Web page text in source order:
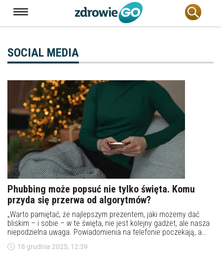
SOCIAL MEDIA
Phubbing może popsuć nie tylko święta. Komu
przyda się przerwa od algorytmów?
„Warto pamiętać, że najlepszym prezentem, jaki możemy dać
bliskim – i sobie – w te święta, nie jest kolejny gadżet, ale nasza
niepodzielna uwaga. Powiadomienia na telefonie poczekają, a
emocje i ulotne chwile z bliskimi – nie” – podkreśla dr Jakub Kuś,
psycholog nowych technologii z Wydziału Psychologii we
18 grudnia 2025, 12:39